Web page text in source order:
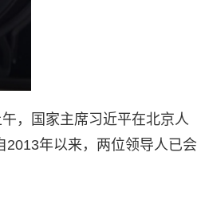
，国家主席习近平在北京人
2013年以来，两位领导人已会